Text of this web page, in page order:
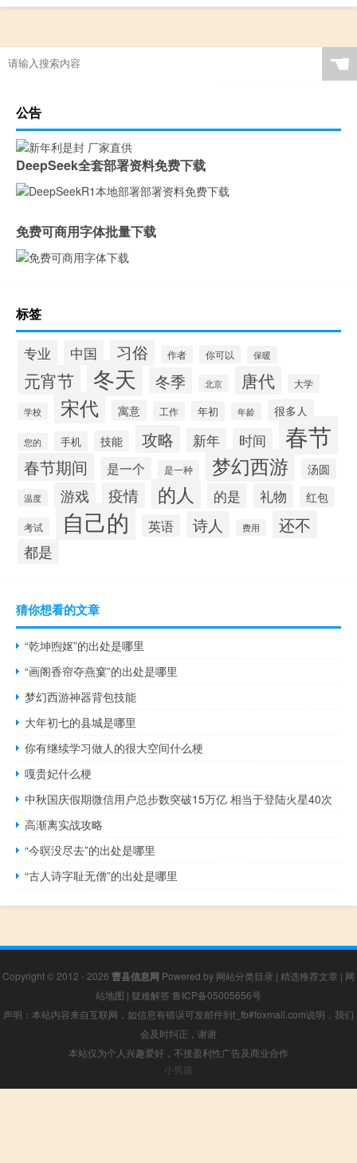
☚
公告
DeepSeek全套部署资料免费下载
免费可商用字体批量下载
标签
专业 中国 习俗 作者 你可以 保暖
元宵节 冬天 冬季 北京 唐代 大学
学校 宋代 寓意 工作 年初 年龄 很多人
您的 手机 技能 攻略 新年 时间 春节
春节期间 是一个 是一种 梦幻西游 汤圆
温度 游戏 疫情 的人 的是 礼物 红包
考试 自己的 英语 诗人 费用 还不
都是
猜你想看的文章
“乾坤煦妪”的出处是哪里
“画阁香帘夺燕窠”的出处是哪里
梦幻西游神器背包技能
大年初七的县城是哪里
你有继续学习做人的很大空间什么梗
嘎贵妃什么梗
中秋国庆假期微信用户总步数突破15万亿 相当于登陆火星40次
高渐离实战攻略
“今暝没尽去”的出处是哪里
“古人诗字耻无僧”的出处是哪里
Copyright © 2012 - 2026 曹县信息网 Powered by 网站分类目录 | 精选推荐文章 | 网
站地图 | 疑难解答 鲁ICP备05005656号
声明：本站内容来自互联网，如信息有错误可发邮件到f_fb#foxmail.com说明，我们
会及时纠正，谢谢
本站仅为个人兴趣爱好，不接盈利性广告及商业合作
小男孩